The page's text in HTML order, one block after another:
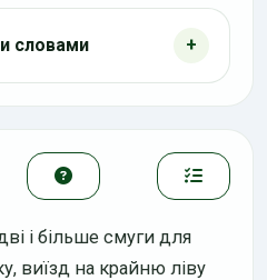
словами
і більше смуги для
виїзд на крайню ліву